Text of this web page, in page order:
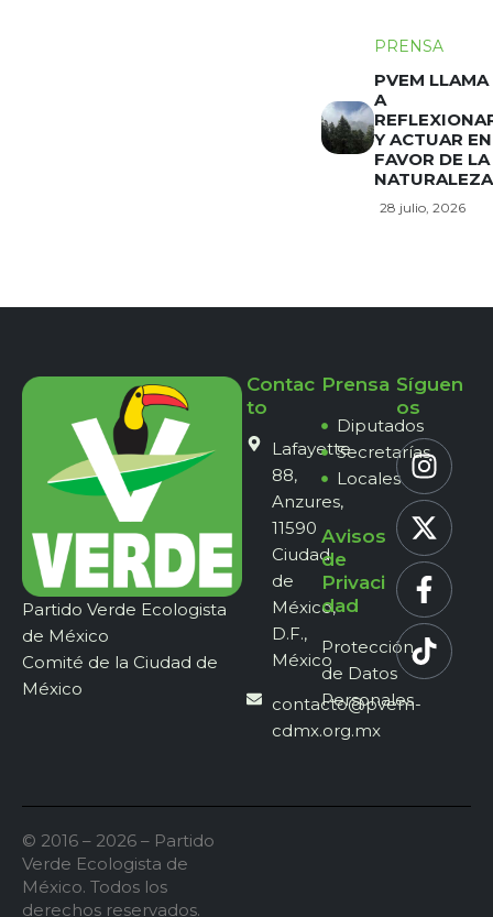
PRENSA
PVEM LLAMA
A
Y ACTUAR EN
FAVOR DE LA
NATURALEZA
28 julio, 2026
Partido Verde Ecologista
de México
Comité de la Ciudad de
México
Contac
to
Lafayette
88,
Anzures,
11590
Ciudad
de
México,
D.F.,
México
contacto@pvem-
cdmx.org.mx
Prensa
Diputados
Secretarías
Locales
Avisos
de
Privaci
dad
Protección
de Datos
Personales
Síguen
os
© 2016 – 2026 – Partido
Verde Ecologista de
México. Todos los
derechos reservados.